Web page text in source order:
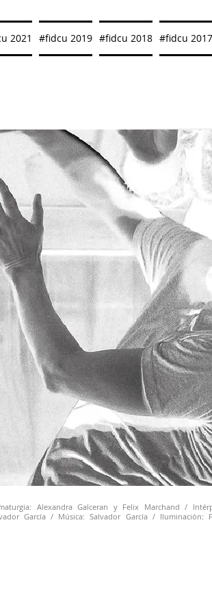
2021 #fidcu 2019 #fidcu 2018 #fidcu 2017
Alexandra Galceran y Felix Marchand /
García / Música: Salvador García / Iluminación: